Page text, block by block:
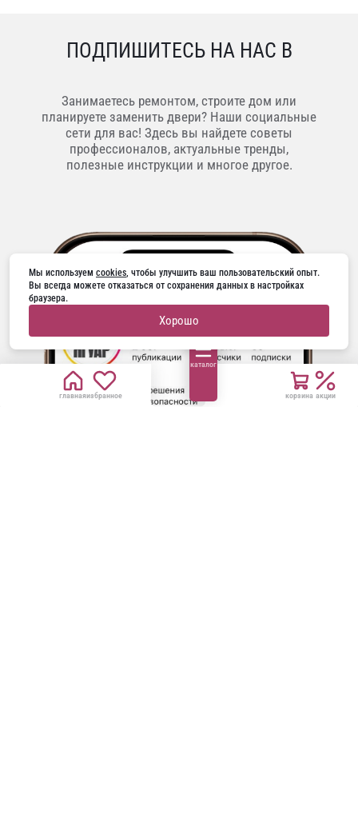
главнаяизбранное
каталог
корзина акции
ПОДПИШИТЕСЬ НА НАС В
Занимаетесь ремонтом, строите дом или
планируете заменить двери? Наши социальные
сети для вас! Здесь вы найдете советы
профессионалов, актуальные тренды,
полезные инструкции и многое другое.
Мы используем cookies, чтобы улучшить ваш пользовательский опыт.
Вы всегда можете отказаться от сохранения данных в настройках
браузера.
Хорошо